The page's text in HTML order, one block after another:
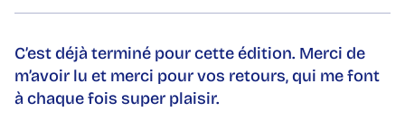
C’est déjà terminé pour cette édition. Merci de
m’avoir lu et merci pour vos retours, qui me font
à chaque fois super plaisir.